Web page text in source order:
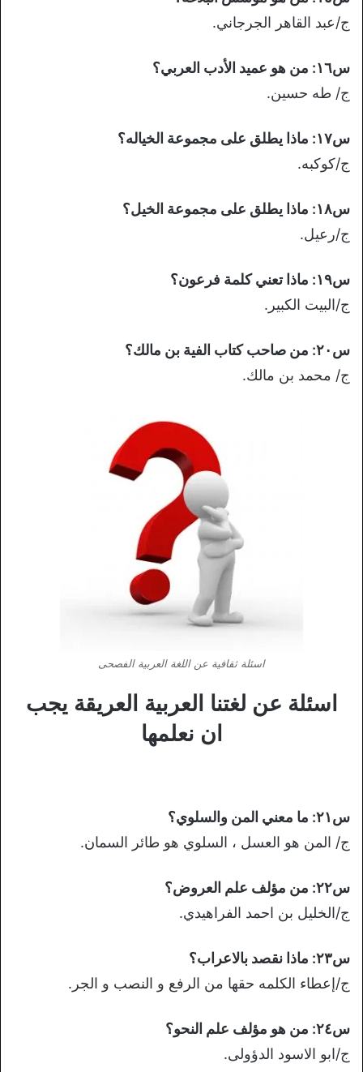
ج/عبد القاهر الجرجاني.
س١٦: من هو عميد الأدب العربي؟
ج/ طه حسين.
س١٧: ماذا يطلق على مجموعة الخياله؟
ج/كوكبه.
س١٨: ماذا يطلق على مجموعة الخيل؟
ج/رعيل.
س١٩: ماذا تعني كلمة فرعون؟
ج/البيت الكبير.
س٢٠: من صاحب كتاب الفية بن مالك؟
ج/ محمد بن مالك.
اسئلة ثقافية عن اللغة العربية الفصحى
اسئلة عن لغتنا العربية العريقة يجب
ان نعلمها
س٢١: ما معني المن والسلوي؟
ج/ المن هو العسل ، السلوي هو طائر السمان.
س٢٢: من مؤلف علم العروض؟
ج/الخليل بن احمد الفراهيدي.
س٢٣: ماذا نقصد بالاعراب؟
ج/إعطاء الكلمه حقها من الرفع و النصب و الجر.
س٢٤: من هو مؤلف علم النحو؟
ج/ابو الاسود الدؤولى.